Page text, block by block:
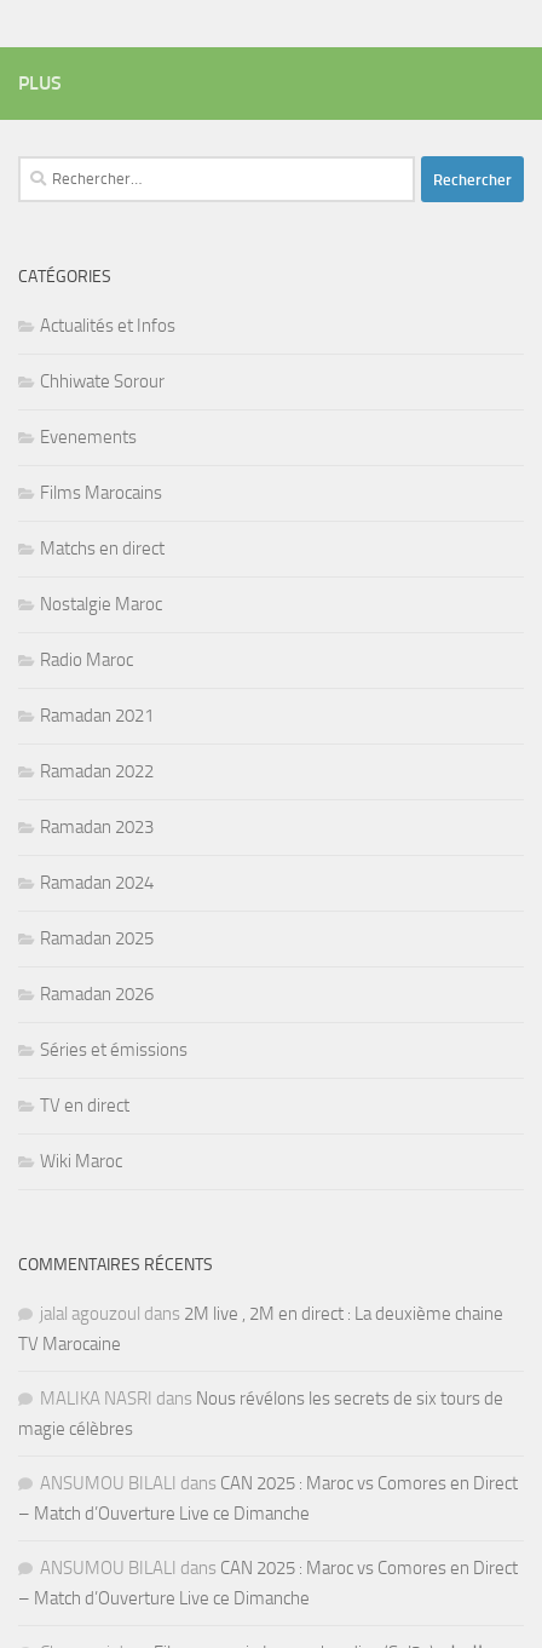
PLUS
Rechercher :
CATÉGORIES
Actualités et Infos
Chhiwate Sorour
Evenements
Films Marocains
Matchs en direct
Nostalgie Maroc
Radio Maroc
Ramadan 2021
Ramadan 2022
Ramadan 2023
Ramadan 2024
Ramadan 2025
Ramadan 2026
Séries et émissions
TV en direct
Wiki Maroc
COMMENTAIRES RÉCENTS
jalal agouzoul dans 2M live , 2M en direct : La deuxième chaine
TV Marocaine
MALIKA NASRI dans Nous révélons les secrets de six tours de
magie célèbres
ANSUMOU BILALI dans CAN 2025 : Maroc vs Comores en Direct
– Match d’Ouverture Live ce Dimanche
ANSUMOU BILALI dans CAN 2025 : Maroc vs Comores en Direct
– Match d’Ouverture Live ce Dimanche